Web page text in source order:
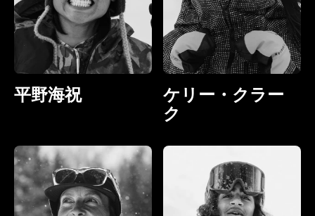
平野海祝
ケリー・クラー
ク